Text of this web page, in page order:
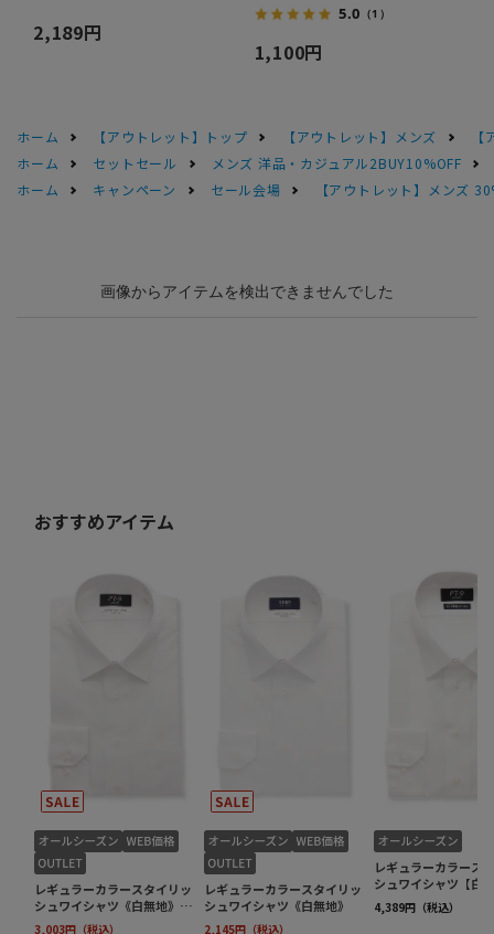
2,189円
5.0 （1）
1,100円
ホーム 【アウトレット】トップ 【アウトレット】メンズ
ホーム
セットセール
メンズ 洋品・カジュアル2BUY10%OFF
ホーム
キャンペーン セール会場 【アウトレット】メンズ